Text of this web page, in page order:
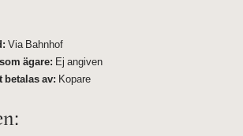
Via Bahnhof
ägare: Ej angiven
betalas av: Kopare